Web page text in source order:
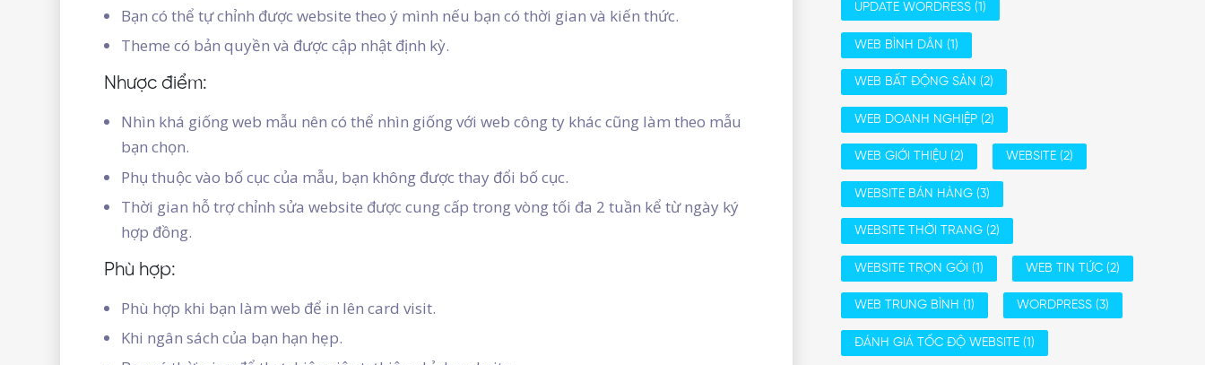
Bạn có thể tự chỉnh được website theo ý mình nếu bạn có thời gian và kiến thức.
Theme có bản quyền và được cập nhật định kỳ.
Nhược điểm:
Nhìn khá giống web mẫu nên có thể nhìn giống với web công ty khác cũng làm theo mẫu
bạn chọn.
Phụ thuộc vào bố cục của mẫu, bạn không được thay đổi bố cục.
Thời gian hỗ trợ chỉnh sửa website được cung cấp trong vòng tối đa 2 tuần kể từ ngày ký
hợp đồng.
Phù hợp:
Phù hợp khi bạn làm web để in lên card visit.
Khi ngân sách của bạn hạn hẹp.
UPDATE WORDRESS (1)
WEB BÌNH DÂN (1)
WEB BẤT ĐỘNG SẢN (2)
WEB DOANH NGHIỆP (2)
WEB GIỚI THIỆU (2) WEBSITE(2)
WEBSITE BÁN HÀNG (3)
WEBSITE THỜI TRANG (2)
WEBSITE TRỌN GÓI (1) WEB TIN TỨC(2)
WEB TRUNG BÌNH (1) WORDPRESS(3)
ĐÁNH GIÁ TỐC ĐỘ WEBSITE (1)